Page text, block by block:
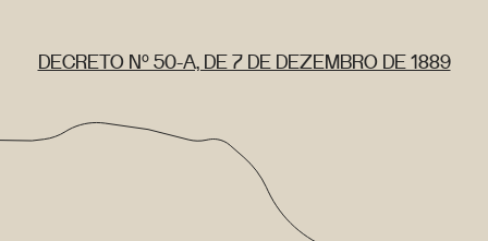
DECRETO Nº 50-A, DE 7 DE DEZEMBRO DE 1889